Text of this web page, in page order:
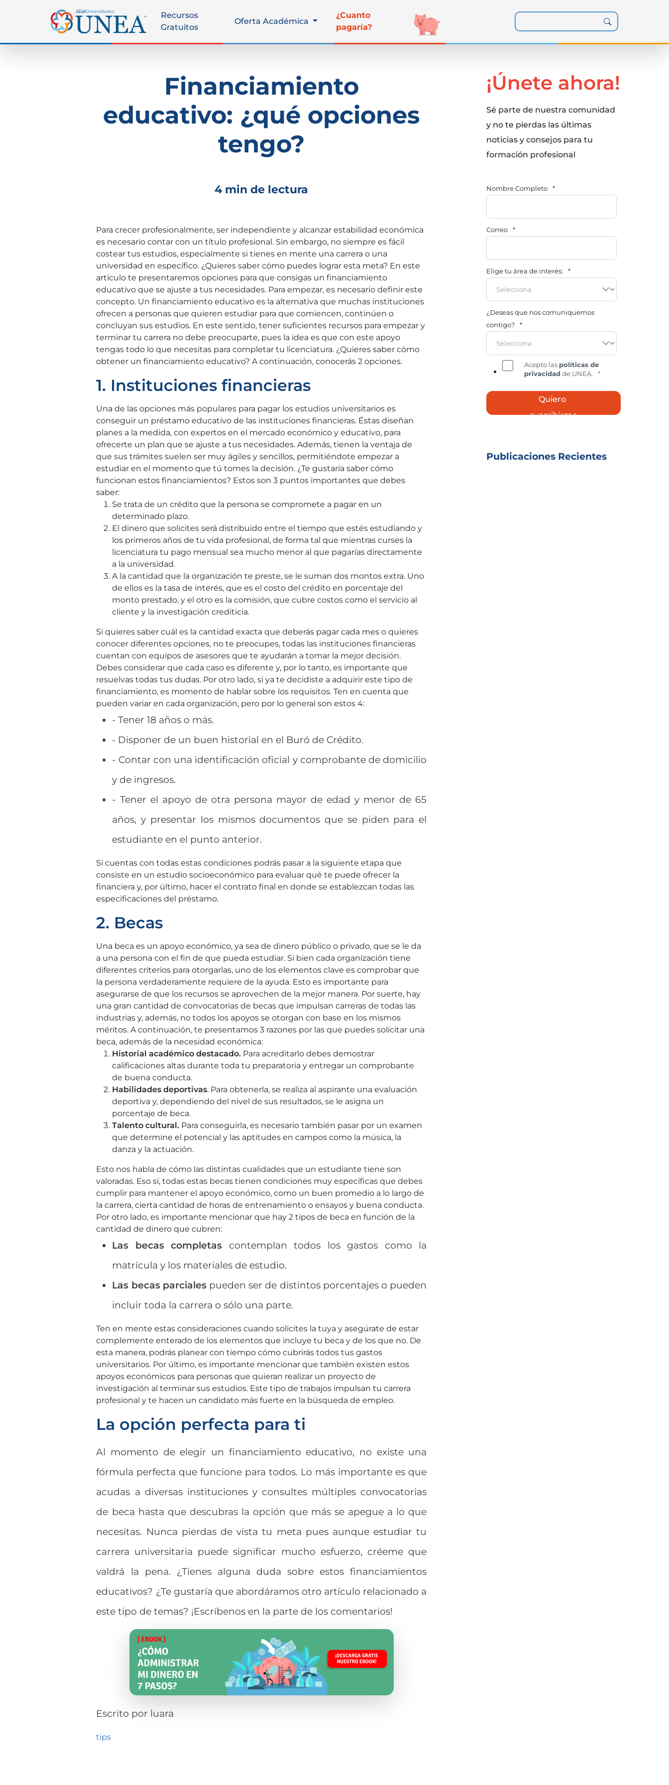
Recursos
Gratuitos
Oferta Académica
¿Cuanto
pagaría?
Financiamiento
educativo: ¿qué opciones
tengo?
4 min de lectura
Para crecer profesionalmente, ser independiente y alcanzar estabilidad económica
es necesario contar con un título profesional. Sin embargo, no siempre es fácil
costear tus estudios, especialmente si tienes en mente una carrera o una
universidad en específico. ¿Quieres saber cómo puedes lograr esta meta? En este
artículo te presentaremos opciones para que consigas un financiamiento
educativo que se ajuste a tus necesidades. Para empezar, es necesario definir este
concepto. Un financiamiento educativo es la alternativa que muchas instituciones
ofrecen a personas que quieren estudiar para que comiencen, continúen o
concluyan sus estudios. En este sentido, tener suficientes recursos para empezar y
terminar tu carrera no debe preocuparte, pues la idea es que con este apoyo
tengas todo lo que necesitas para completar tu licenciatura. ¿Quieres saber cómo
obtener un financiamiento educativo? A continuación, conocerás 2 opciones.
1. Instituciones financieras
Una de las opciones más populares para pagar los estudios universitarios es
conseguir un préstamo educativo de las instituciones financieras. Éstas diseñan
planes a la medida, con expertos en el mercado económico y educativo, para
ofrecerte un plan que se ajuste a tus necesidades. Además, tienen la ventaja de
que sus trámites suelen ser muy ágiles y sencillos, permitiéndote empezar a
estudiar en el momento que tú tomes la decisión. ¿Te gustaría saber cómo
funcionan estos financiamientos? Estos son 3 puntos importantes que debes
saber:
Se trata de un crédito que la persona se compromete a pagar en un
determinado plazo.
El dinero que solicites será distribuido entre el tiempo que estés estudiando y
los primeros años de tu vida profesional, de forma tal que mientras curses la
licenciatura tu pago mensual sea mucho menor al que pagarías directamente
a la universidad.
A la cantidad que la organización te preste, se le suman dos montos extra. Uno
de ellos es la tasa de interés, que es el costo del crédito en porcentaje del
monto prestado, y el otro es la comisión, que cubre costos como el servicio al
cliente y la investigación crediticia.
Si quieres saber cuál es la cantidad exacta que deberás pagar cada mes o quieres
conocer diferentes opciones, no te preocupes, todas las instituciones financieras
cuentan con equipos de asesores que te ayudarán a tomar la mejor decisión.
Debes considerar que cada caso es diferente y, por lo tanto, es importante que
resuelvas todas tus dudas. Por otro lado, si ya te decidiste a adquirir este tipo de
financiamiento, es momento de hablar sobre los requisitos. Ten en cuenta que
pueden variar en cada organización, pero por lo general son estos 4:
- Tener 18 años o más.
- Disponer de un buen historial en el Buró de Crédito.
- Contar con una identificación oficial y comprobante de domicilio
y de ingresos.
- Tener el apoyo de otra persona mayor de edad y menor de 65
años, y presentar los mismos documentos que se piden para el
estudiante en el punto anterior.
Si cuentas con todas estas condiciones podrás pasar a la siguiente etapa que
consiste en un estudio socioeconómico para evaluar qué te puede ofrecer la
financiera y, por último, hacer el contrato final en donde se establezcan todas las
especificaciones del préstamo.
2. Becas
Una beca es un apoyo económico, ya sea de dinero público o privado, que se le da
a una persona con el fin de que pueda estudiar. Si bien cada organización tiene
diferentes criterios para otorgarlas, uno de los elementos clave es comprobar que
la persona verdaderamente requiere de la ayuda. Esto es importante para
asegurarse de que los recursos se aprovechen de la mejor manera. Por suerte, hay
una gran cantidad de convocatorias de becas que impulsan carreras de todas las
industrias y, además, no todos los apoyos se otorgan con base en los mismos
méritos. A continuación, te presentamos 3 razones por las que puedes solicitar una
beca, además de la necesidad económica:
Historial académico destacado. Para acreditarlo debes demostrar
calificaciones altas durante toda tu preparatoria y entregar un comprobante
de buena conducta.
Habilidades deportivas. Para obtenerla, se realiza al aspirante una evaluación
deportiva y, dependiendo del nivel de sus resultados, se le asigna un
porcentaje de beca.
Talento cultural. Para conseguirla, es necesario también pasar por un examen
que determine el potencial y las aptitudes en campos como la música, la
danza y la actuación.
Esto nos habla de cómo las distintas cualidades que un estudiante tiene son
valoradas. Eso sí, todas estas becas tienen condiciones muy específicas que debes
cumplir para mantener el apoyo económico, como un buen promedio a lo largo de
la carrera, cierta cantidad de horas de entrenamiento o ensayos y buena conducta.
Por otro lado, es importante mencionar que hay 2 tipos de beca en función de la
cantidad de dinero que cubren:
Las becas completas contemplan todos los gastos como la
matrícula y los materiales de estudio.
Las becas parcialespueden ser de distintos porcentajes o pueden
incluir toda la carrera o sólo una parte.
Ten en mente estas consideraciones cuando solicites la tuya y asegúrate de estar
complemente enterado de los elementos que incluye tu beca y de los que no. De
esta manera, podrás planear con tiempo cómo cubrirás todos tus gastos
universitarios. Por último, es importante mencionar que también existen estos
apoyos económicos para personas que quieran realizar un proyecto de
investigación al terminar sus estudios. Este tipo de trabajos impulsan tu carrera
profesional y te hacen un candidato más fuerte en la búsqueda de empleo.
La opción perfecta para ti
Al momento de elegir un financiamiento educativo, no existe una
fórmula perfecta que funcione para todos. Lo más importante es que
acudas a diversas instituciones y consultes múltiples convocatorias
de beca hasta que descubras la opción que más se apegue a lo que
necesitas. Nunca pierdas de vista tu meta pues aunque estudiar tu
carrera universitaria puede significar mucho esfuerzo, créeme que
valdrá la pena. ¿Tienes alguna duda sobre estos financiamientos
educativos? ¿Te gustaría que abordáramos otro artículo relacionado a
este tipo de temas? ¡Escríbenos en la parte de los comentarios!
Escrito por luara
tips
¡Únete ahora!
Sé parte de nuestra comunidad
y no te pierdas las últimas
noticias y consejos para tu
formación profesional
Nombre Completo *
Correo *
Elige tu área de interés: *
¿Deseas que nos comuniquemos
contigo?
*
Acepto las políticas de
privacidad de UNEA. *
Publicaciones Recientes